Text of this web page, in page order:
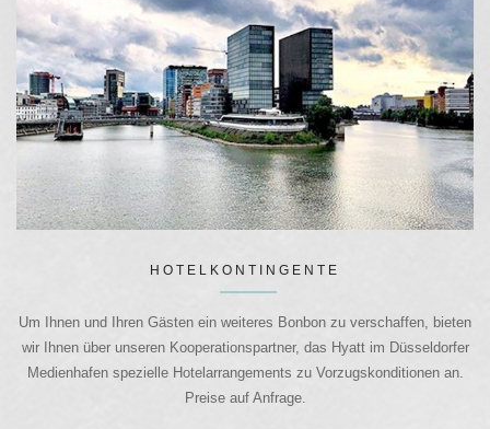
HOTELKONTINGENTE
Um Ihnen und Ihren Gästen ein weiteres Bonbon zu verschaffen, bieten
wir Ihnen über unseren Kooperationspartner, das Hyatt im Düsseldorfer
Medienhafen spezielle Hotelarrangements zu Vorzugskonditionen an.
Preise auf Anfrage.